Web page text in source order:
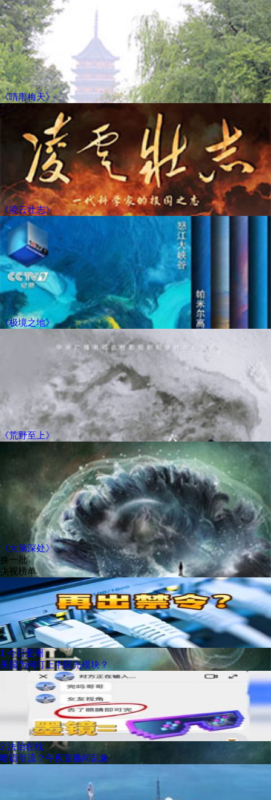
《晴雨梅天》
《凌云壮志》
《极境之地》
《荒野至上》
《大脑深处》
换一批
央视榜单
1 今日亚洲
美国为何盯上中国光模块？
2 法治在线
暗语引流？午夜直播间乱象